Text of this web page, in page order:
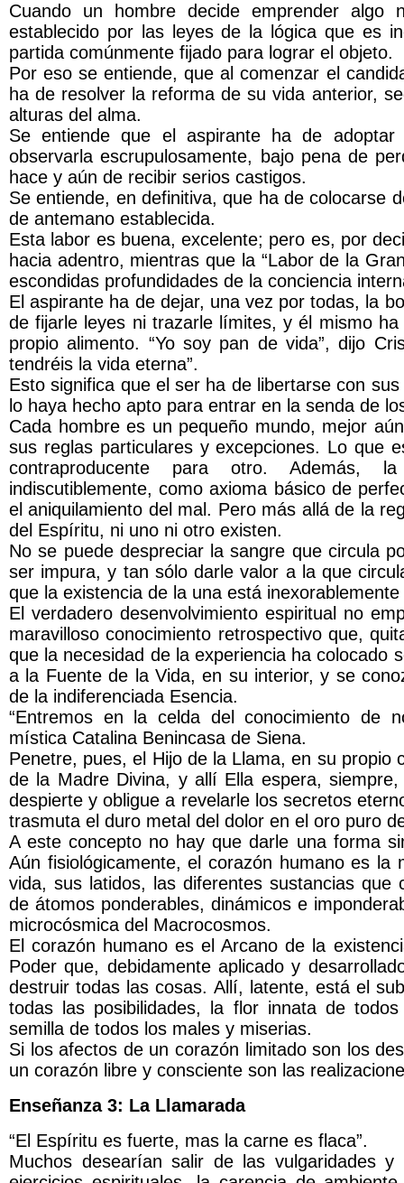
Cuando un hombre decide emprender algo
establecido por las leyes de la lógica que es
partida comúnmente fijado para lograr el objeto.
Por eso se entiende, que al comenzar el
ha de resolver la reforma de su vida anterior,
alturas del alma.
Se entiende que el aspirante ha de
observarla escrupulosamente, bajo pena de
hace y aún de recibir serios castigos.
Se entiende, en definitiva, que ha de colocarse
de antemano establecida.
Esta labor es buena, excelente; pero es, por
hacia adentro, mientras que la “Labor de la
escondidas profundidades de la conciencia
El aspirante ha de dejar, una vez por todas, la
de fijarle leyes ni trazarle límites, y él mismo
propio alimento. “Yo soy pan de vida”, dijo
tendréis la vida eterna”.
Esto significa que el ser ha de libertarse con
lo haya hecho apto para entrar en la senda de
Cada hombre es un pequeño mundo, mejor
sus reglas particulares y excepciones. Lo que
contraproducente para otro. Además,
indiscutiblemente, como axioma básico de
el aniquilamiento del mal. Pero más allá de la
del Espíritu, ni uno ni otro existen.
No se puede despreciar la sangre que circula
ser impura, y tan sólo darle valor a la que
que la existencia de la una está
El verdadero desenvolvimiento espiritual no
maravilloso conocimiento retrospectivo que,
que la necesidad de la experiencia ha colocado
a la Fuente de la Vida, en su interior, y se
de la indiferenciada Esencia.
“Entremos en la celda del conocimiento de
mística Catalina Benincasa de Siena.
Penetre, pues, el Hijo de la Llama, en su propio
de la Madre Divina, y allí Ella espera,
despierte y obligue a revelarle los secretos
trasmuta el duro metal del dolor en el oro puro
A este concepto no hay que darle una forma
Aún fisiológicamente, el corazón humano es la
vida, sus latidos, las diferentes sustancias que
de átomos ponderables, dinámicos e
microcósmica del Macrocosmos.
El corazón humano es el Arcano de la
Poder que, debidamente aplicado y
destruir todas las cosas. Allí, latente, está el
todas las posibilidades, la flor innata de
semilla de todos los males y miserias.
Si los afectos de un corazón limitado son los
un corazón libre y consciente son las
Enseñanza 3: La Llamarada
“El Espíritu es fuerte, mas la carne es flaca”.
Muchos desearían salir de las vulgaridades